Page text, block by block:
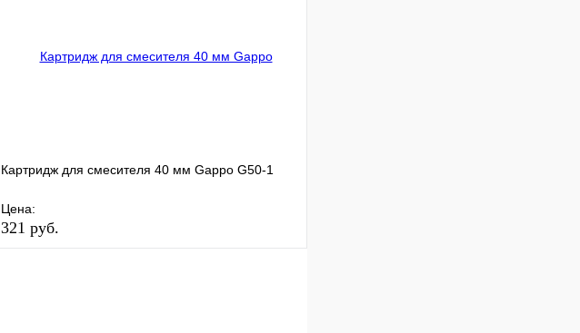
Картридж для смесителя 40 мм Gappo G50-1
Цена:
321 руб.